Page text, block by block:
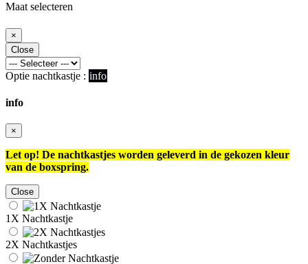
Maat selecteren
×
Close
Optie nachtkastje : info
info
×
Let op! De nachtkastjes worden geleverd in de gekozen kleur
van de boxspring.
Close
1X Nachtkastje
2X Nachtkastjes